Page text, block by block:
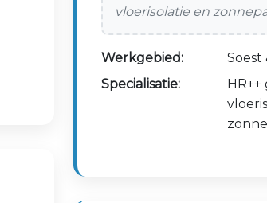
vloerisolatie en
Werkgebied:
Soest
Specialisatie:
HR++